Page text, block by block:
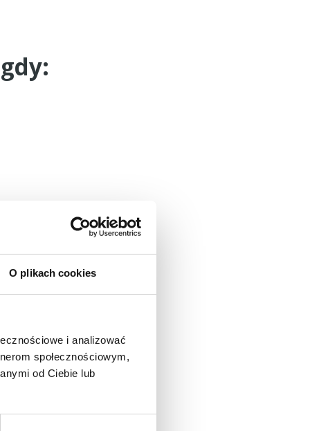
O plikach cookies
i analizować
społecznościowym,
od Ciebie lub